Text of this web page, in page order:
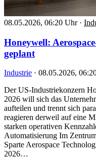
08.05.2026, 06:20 Uhr ·
Honeywell:
geplant
Industrie · 08.05.2026,
Der US-Industriekonzern
2026 will sich das
aufteilen und trennt sich
reagieren derweil auf eine
starken operativen
Automatisierung Im
Sparte Aerospace
2026…